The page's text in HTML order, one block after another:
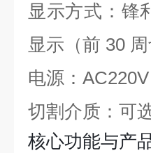
显示方式：锋
显示（前 30
电源：
切割介质：可
核心功能与产